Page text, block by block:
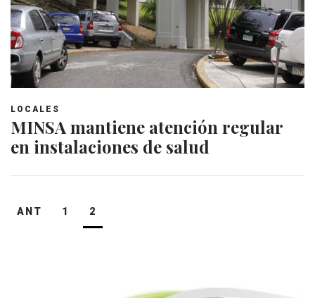
LOCALES
MINSA mantiene atención regular
en instalaciones de salud
Navegación
ANT 1 2